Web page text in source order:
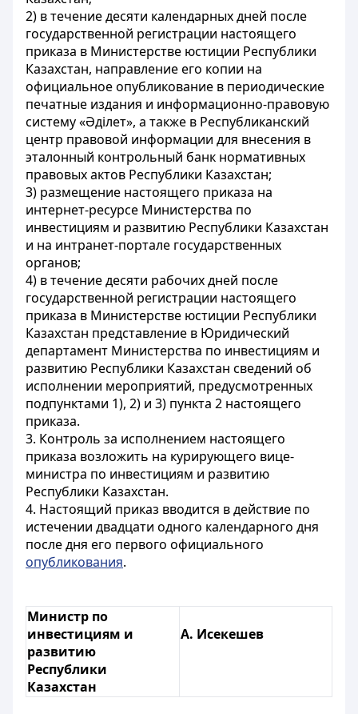
2) в течение десяти календарных дней после
государственной регистрации настоящего
приказа в Министерстве юстиции Республики
Казахстан, направление его копии на
официальное опубликование в периодические
печатные издания и информационно-правовую
систему «Әділет», а также в Республиканский
центр правовой информации для внесения в
эталонный контрольный банк нормативных
правовых актов Республики Казахстан;
3) размещение настоящего приказа на
интернет-ресурсе Министерства по
инвестициям и развитию Республики Казахстан
и на интранет-портале государственных
органов;
4) в течение десяти рабочих дней после
государственной регистрации настоящего
приказа в Министерстве юстиции Республики
Казахстан представление в Юридический
департамент Министерства по инвестициям и
развитию Республики Казахстан сведений об
исполнении мероприятий, предусмотренных
подпунктами 1), 2) и 3) пункта 2 настоящего
приказа.
3. Контроль за исполнением настоящего
приказа возложить на курирующего вице-
министра по инвестициям и развитию
Республики Казахстан.
4. Настоящий приказ вводится в действие по
истечении двадцати одного календарного дня
после дня его первого официального
опубликования.
Министр по
инвестициям и
развитию
Республики
Казахстан
А. Исекешев